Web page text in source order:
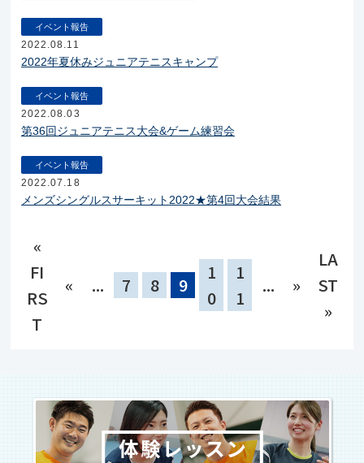
イベント報告
2022.08.11
2022年夏休みジュニアテニスキャンプ
イベント報告
2022.08.03
第36回ジュニアテニス大会&ゲーム練習会
イベント報告
2022.07.18
メンズシングルスサーキット2022★第4回大会結果
«
FI
RS
T
« ... 7 8 9
1
0
1
1
... »
LA
ST
»